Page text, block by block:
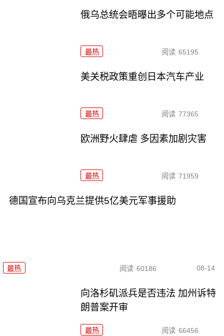
俄乌总统会晤曝出多个可能地点
最热 阅读 65195
美关税政策重创日本汽车产业
最热 阅读 77365
欧洲野火肆虐 多因素加剧灾害
最热 阅读 71959
德国宣布向乌克兰提供5亿美元军事援助
最热 阅读 60186 08-14
向洛杉矶派兵是否违法 加州诉特
朗普案开审
最热 阅读 66456